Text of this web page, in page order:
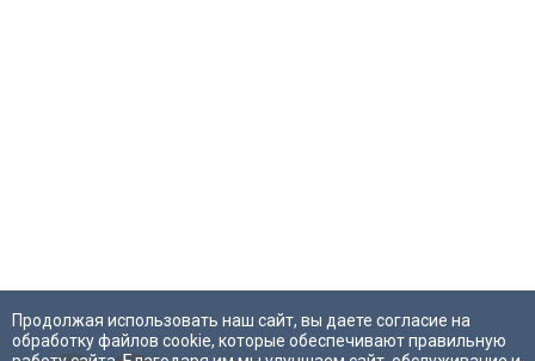
Продолжая использовать наш сайт, вы даете согласие на
обработку файлов cookie, которые обеспечивают правильную